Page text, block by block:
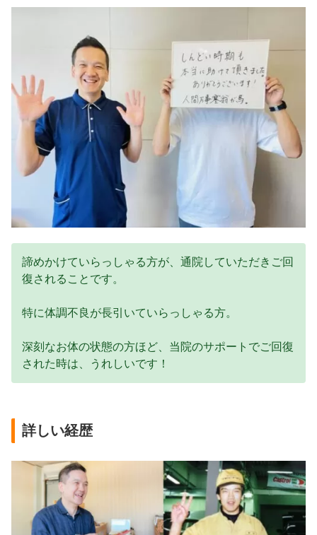
諦めかけていらっしゃる方が、通院していただきご回
復されることです。
特に体調不良が長引いていらっしゃる方。
深刻なお体の状態の方ほど、当院のサポートでご回復
された時は、うれしいです！
詳しい経歴